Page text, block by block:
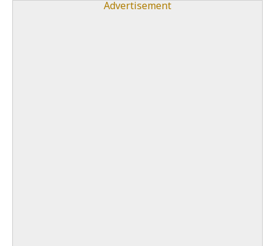
Advertisement